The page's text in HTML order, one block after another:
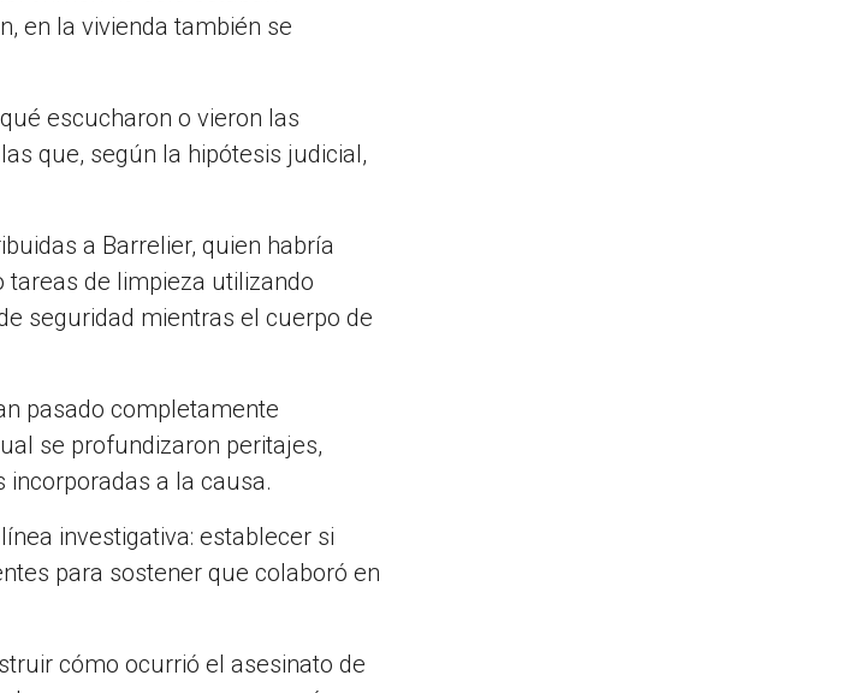
en la vivienda también se
escucharon o vieron las
que, según la hipótesis judicial,
a Barrelier, quien habría
tareas de limpieza utilizando
seguridad mientras el cuerpo de
pasado completamente
se profundizaron peritajes,
a la causa.
investigativa: establecer si
para sostener que colaboró en
cómo ocurrió el asesinato de